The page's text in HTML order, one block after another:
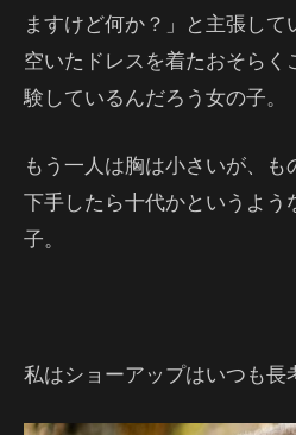
ますけど何か？」と主張し
空いたドレスを着たおそら
験しているんだろう女の子。
もう一人は胸は小さいが、も
下手したら十代かというよう
子。
私はショーアップはいつも長